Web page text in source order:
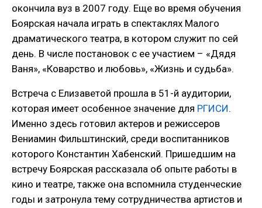
окончила вуз в 2007 году. Еще во время обучения
Боярская начала играть в спектаклях Малого
драматического театра, в котором служит по сей
день. В числе постановок с ее участием – «Дядя
Ваня», «Коварство и любовь», «Жизнь и судьба».
Встреча с Елизаветой прошла в 51-й аудитории,
которая имеет особенное значение для РГИСИ.
Именно здесь готовил актеров и режиссеров
Вениамин Фильштинский, среди воспитанников
которого Константин Хабенский. Пришедшим на
встречу Боярская рассказала об опыте работы в
кино и театре, также она вспомнила студенческие
годы и затронула тему сотрудничества артистов и